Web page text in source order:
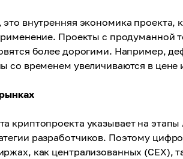
внутренняя экономика
Проекты с продуманной
более дорогими. Например,
со временем увеличиваются в цене
криптопроекта указывает на
разработчиков. Поэтому
как централизованных (CEX),